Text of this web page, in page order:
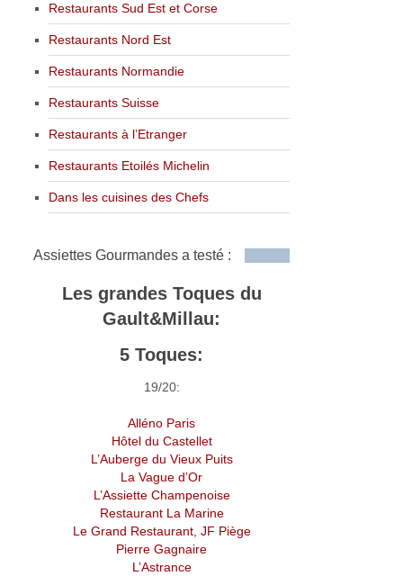
Restaurants Sud Est et Corse
Restaurants Nord Est
Restaurants Normandie
Restaurants Suisse
Restaurants à l’Etranger
Restaurants Etoilés Michelin
Dans les cuisines des Chefs
Assiettes Gourmandes a testé :
Les grandes Toques du
Gault&Millau:
5 Toques:
19/20:
Alléno Paris
Hôtel du Castellet
L’Auberge du Vieux Puits
La Vague d’Or
L’Assiette Champenoise
Restaurant La Marine
Le Grand Restaurant, JF Piège
Pierre Gagnaire
L’Astrance